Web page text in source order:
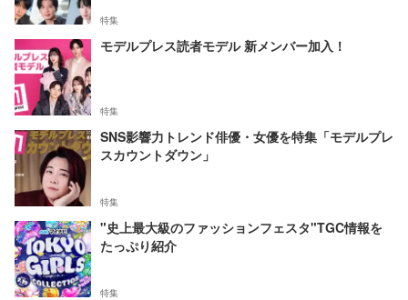
特集
モデルプレス読者モデル 新メンバー加入！
特集
SNS影響力トレンド俳優・女優を特集「モデルプレ
スカウントダウン」
特集
"史上最大級のファッションフェスタ"TGC情報を
たっぷり紹介
特集